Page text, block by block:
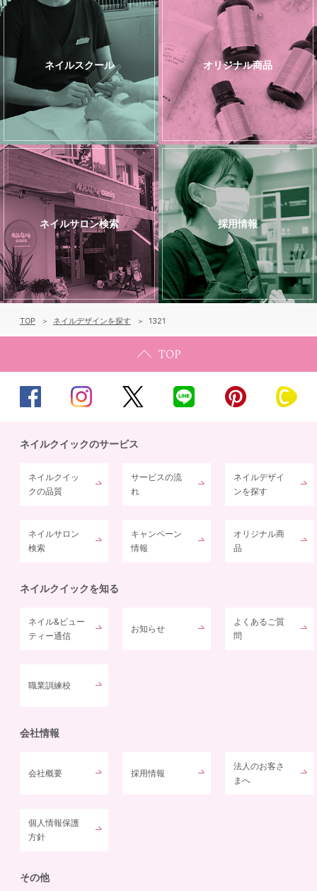
ネイルスクール オリジナル商品
ネイルサロン検索 採用情報
TOP ネイルデザインを探す 1321
ネイルクイックのサービス
ネイルクイッ
クの品質
サービスの流
れ
ネイルデザイ
ンを探す
ネイルサロン
検索
キャンペーン
情報
オリジナル商
品
ネイルクイックを知る
ネイル&ビュー
ティー通信
お知らせ
よくあるご質
問
職業訓練校
会社情報
会社概要 採用情報
法人のお客さ
まへ
個人情報保護
方針
その他